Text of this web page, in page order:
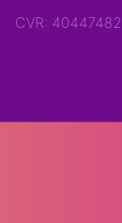
CVR: 40447482